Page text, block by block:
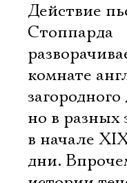
Действие
Стоппарда
комнате
но в разных
в начале
дни.